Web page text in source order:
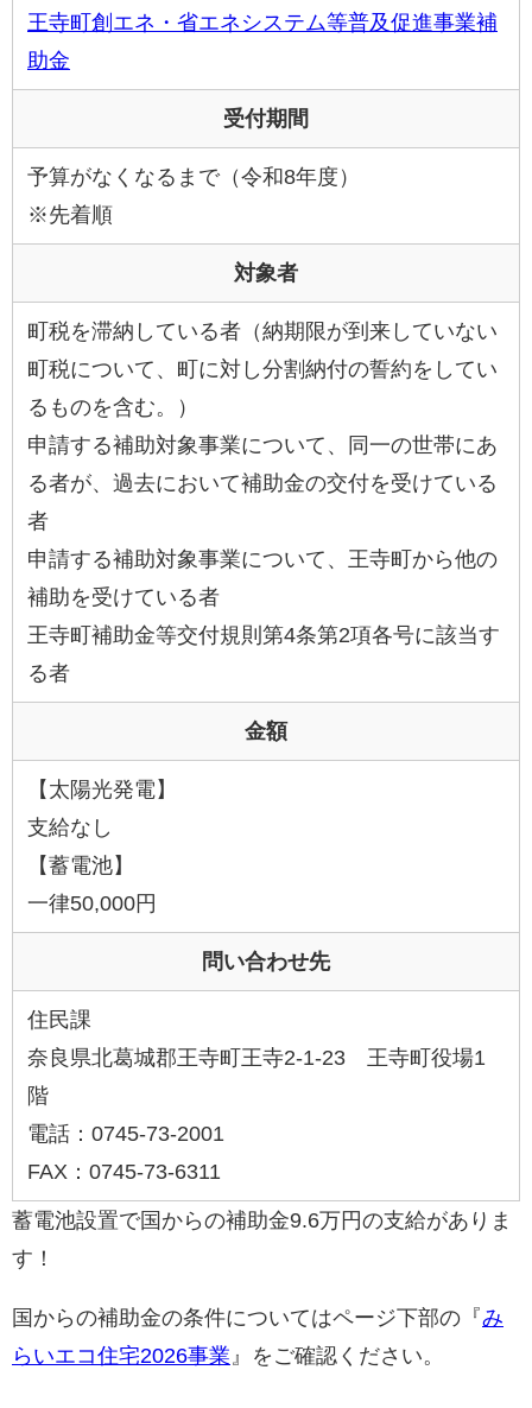
王寺町創エネ・省エネシステム等普及促進事業補
助金
受付期間
予算がなくなるまで（令和8年度）
※先着順
対象者
町税を滞納している者（納期限が到来していない
町税について、町に対し分割納付の誓約をしてい
るものを含む。）
申請する補助対象事業について、同一の世帯にあ
る者が、過去において補助金の交付を受けている
者
申請する補助対象事業について、王寺町から他の
補助を受けている者
王寺町補助金等交付規則第4条第2項各号に該当す
る者
金額
【太陽光発電】
支給なし
【蓄電池】
一律50,000円
問い合わせ先
住民課
奈良県北葛城郡王寺町王寺2-1-23 王寺町役場1
階
電話：0745-73-2001
FAX：0745-73-6311
蓄電池設置で国からの補助金9.6万円の支給がありま
す！
国からの補助金の条件についてはページ下部の『み
らいエコ住宅2026事業 』をご確認ください。